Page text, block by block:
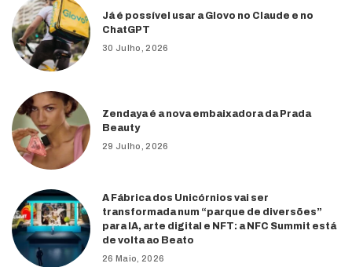
Já é possível usar a Glovo no Claude e no
ChatGPT
30 Julho, 2026
Zendaya é a nova embaixadora da Prada
Beauty
29 Julho, 2026
A Fábrica dos Unicórnios vai ser
transformada num “parque de diversões”
para IA, arte digital e NFT: a NFC Summit está
de volta ao Beato
26 Maio, 2026